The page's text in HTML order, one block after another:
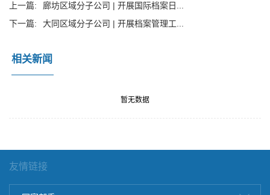
上一篇:
廊坊区域分子公司 | 开展国际档案日...
下一篇:
大同区域分子公司 | 开展档案管理工...
相关新闻
暂无数据
友情链接